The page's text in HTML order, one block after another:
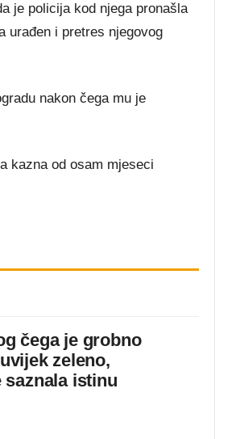
je policija kod njega pronašla
urađen i pretres njegovog
nakon čega mu je
kazna od osam mjeseci
čega je grobno
zeleno,
saznala istinu